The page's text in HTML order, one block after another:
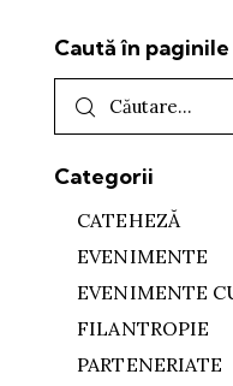
Caută în
Categorii
CATEHEZĂ
EVENIMENTE
EVENIMENTE
FILANTROPIE
PARTENERIATE